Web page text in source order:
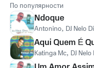
По популярности
Ndoque
Antonino, DJ Nelo
Aqui Quem É
Katinga Mc, DJ Nelo